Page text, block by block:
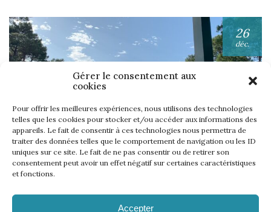
Gérer le consentement aux
cookies
Pour offrir les meilleures expériences, nous utilisons des technologies
telles que les cookies pour stocker et/ou accéder aux informations des
appareils. Le fait de consentir à ces technologies nous permettra de
traiter des données telles que le comportement de navigation ou les ID
uniques sur ce site. Le fait de ne pas consentir ou de retirer son
consentement peut avoir un effet négatif sur certaines caractéristiques
et fonctions.
Accepter
26
déc.
UNE SEMAINE… TOUS LES GOLFS WININONE !
Lire l'article